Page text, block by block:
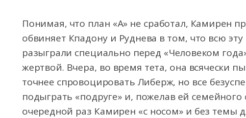
Понимая, что план «А» не сработал, Камирен
обвиняет Кпадону и Руднева в том, что всю
разыграли специально перед «Человеком
жертвой. Вчера, во время тета, она всячески
точнее спровоцировать Либерж, но все
подыграть «подруге» и, пожелав ей семейного
очередной раз Камирен «с носом» и без темы